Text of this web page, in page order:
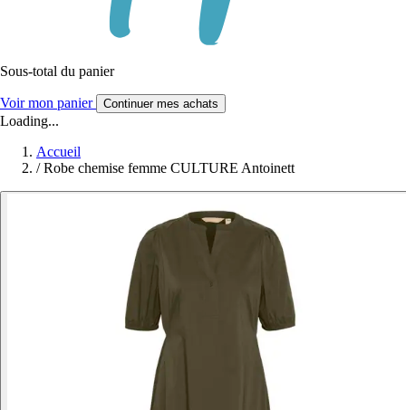
Sous-total du panier
Voir mon panier Continuer mes achats
Loading...
Accueil
/ Robe chemise femme CULTURE Antoinett